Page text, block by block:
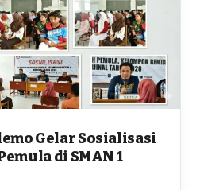
Gelar Sosialisasi
di SMAN 1